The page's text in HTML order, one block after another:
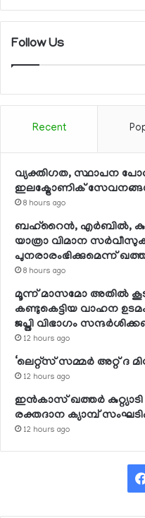
Follow Us
Recent
വ്യക്തിഗത, സ്ഥാപന
ഇലക്ട്രോണിക്
8 hours ago
ബഹ്റൈന്‍, എര്‍ബില്‍,
യാത്രാ വിമാന
പുനരാരംഭിക്കുമെന്ന്
8 hours ago
മൂന്ന് മാസമോ അതില്‍
കണ്ടുകെട്ടിയ വാഹന
ജപ്തി വിഭാഗം
12 hours ago
‘ലെറ്റ്‌സ് സമ്മര്‍ അറ്റ് ദ
12 hours ago
ഇന്‍കാസ് ഖത്തര്‍
രക്തദാന ക്യാമ്പ്
12 hours ago